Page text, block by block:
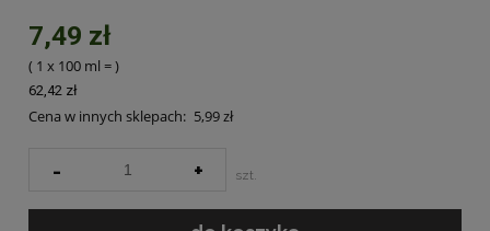
7,49 zł
( 1 x 100 ml =
62,42 zł
)
Cena w innych sklepach: 5,99 zł
- + szt.